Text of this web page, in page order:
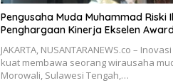
Pengusaha Muda Muhammad Riski
Penghargaan Kinerja Ekselen
JAKARTA, NUSANTARANEWS.co –
kuat membawa seorang wirausaha
Morowali, Sulawesi Tengah,…